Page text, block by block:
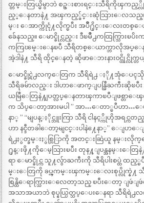
တ္တမ္းတြယ္မိမွာဘဲ စဥ္းစားရင္းသီရိကိုၾ
ည့္ေနတာနဲ႔ အၾကည့္ခ်င္းဆုံသြားေလသည္
မ္း ေအာက္ကိုငုံ႔လိုက္ၿပီး အပ်ိဳ႐ိုင္းေလးတစ္
ခ်ေနသည္။ ေမာင္ခိုင္လည္း ဒီၿမိဳ႕ကထြက္သြား
ကကြၽမ္းေနၿပီ သီရိတစ္ေယာက္ဘာလိုအပ္
အဲ့ဒါနဲ႔ သီရိ ထိုင္ေနတဲ့ ဆိုဖာေဘးနား၀င္ထိုင္လိုက္တ
ေမာင္ခိုင္ရဲ႕လက္ေတြက သီရိရဲ႕ ႏို႔အုံေပၚ
သီရိခမ်ာလည္း ဒါဟာေဖာက္ျပန္မြဳႀကီးဆိုၿ
ယမြဳေတြနဲ႔ျပတ္လပ္ေနတာၾကာၿပီျဖစ္တာေ
က သိပ္ေတာ့အားမပါ ” အာ…ေတာ္ၿပီဟာ…ေ
နာ္ ” “မျပန္ႏိုင္ဘူးကြာ သီရိ ငါနင့္ကိုဟိုအရင္ကတ
ဟာ နင္ဒီတခါေတာ့မျငင္းပါနဲ႔ေနာ္” ေျပာေ
ရဲ႕ႏွတ္ခမ္းႏွစ္လြြာကို အတင္းဆြဲယူ နမ္
႐ုန္းဖို႔ကိုေမ့သြားၿပီး တုန႔္ျပန္အနမ္းေတြနဲ႔ စိ
ရာ ေမာင္ခိုင္က သူ႔လွ်ာႀကီးကို သီရိပါးစပ္ထဲ ထ
မ္းေတြကို ခပ္ၾကမ္းၾကမ္းေလးစုပ္လိုက္နဲ႔
စြန္ထိေရာက္သြားေလေတာ့သည္ ၿပီးေတာ့ ျဖဴျ
အသာအယာဘဲ စုပ္နယ္ပြတ္သပ္ေပးေနရာ သီရိရဲ႕